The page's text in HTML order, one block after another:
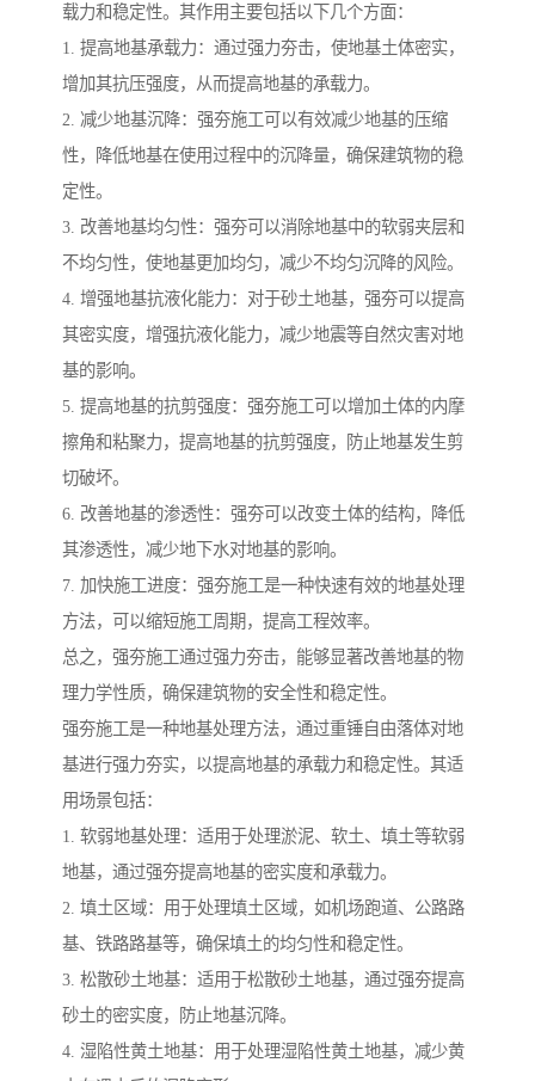
载力和稳定性。其作用主要包括以下几个方面：
1. 提高地基承载力：通过强力夯击，使地基土体密实，
增加其抗压强度，从而提高地基的承载力。
2. 减少地基沉降：强夯施工可以有效减少地基的压缩
性，降低地基在使用过程中的沉降量，确保建筑物的稳
定性。
3. 改善地基均匀性：强夯可以消除地基中的软弱夹层和
不均匀性，使地基更加均匀，减少不均匀沉降的风险。
4. 增强地基抗液化能力：对于砂土地基，强夯可以提高
其密实度，增强抗液化能力，减少地震等自然灾害对地
基的影响。
5. 提高地基的抗剪强度：强夯施工可以增加土体的内摩
擦角和粘聚力，提高地基的抗剪强度，防止地基发生剪
切破坏。
6. 改善地基的渗透性：强夯可以改变土体的结构，降低
其渗透性，减少地下水对地基的影响。
7. 加快施工进度：强夯施工是一种快速有效的地基处理
方法，可以缩短施工周期，提高工程效率。
总之，强夯施工通过强力夯击，能够显著改善地基的物
理力学性质，确保建筑物的安全性和稳定性。
强夯施工是一种地基处理方法，通过重锤自由落体对地
基进行强力夯实，以提高地基的承载力和稳定性。其适
用场景包括：
1. 软弱地基处理：适用于处理淤泥、软土、填土等软弱
地基，通过强夯提高地基的密实度和承载力。
2. 填土区域：用于处理填土区域，如机场跑道、公路路
基、铁路路基等，确保填土的均匀性和稳定性。
3. 松散砂土地基：适用于松散砂土地基，通过强夯提高
砂土的密实度，防止地基沉降。
4. 湿陷性黄土地基：用于处理湿陷性黄土地基，减少黄